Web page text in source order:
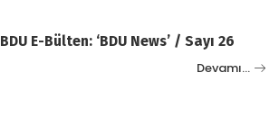
BDU E-Bülten: ‘BDU News’ / Sayı 26
Devamı…